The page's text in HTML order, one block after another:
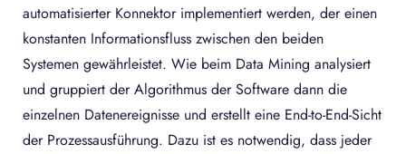
automatisierter Konnektor implementiert werden, der einen
konstanten Informationsfluss zwischen den beiden
Systemen gewährleistet. Wie beim Data Mining analysiert
und gruppiert der Algorithmus der Software dann die
einzelnen Datenereignisse und erstellt eine End-to-End-Sicht
der Prozessausführung. Dazu ist es notwendig, dass jeder